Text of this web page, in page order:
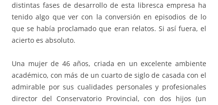
distintas fases de desarrollo de esta libresca empresa ha
tenido algo que ver con la conversión en episodios de lo
que se había proclamado que eran relatos. Si así fuera, el
acierto es absoluto.
Una mujer de 46 años, criada en un excelente ambiente
académico, con más de un cuarto de siglo de casada con el
admirable por sus cualidades personales y profesionales
director del Conservatorio Provincial, con dos hijos (un